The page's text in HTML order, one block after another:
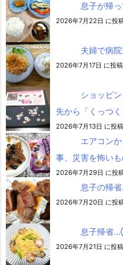
息子が帰
2026年7月22日 に投
夫婦で病
2026年7月17日 に投
ショッピ
先から「くっつ
2026年7月13日 に投
エアコン
事、災害を怖い
2026年7月29日 に投
息子の帰
2026年7月20日 に投
息子帰省
2026年7月21日 に投